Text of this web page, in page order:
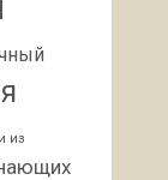
из